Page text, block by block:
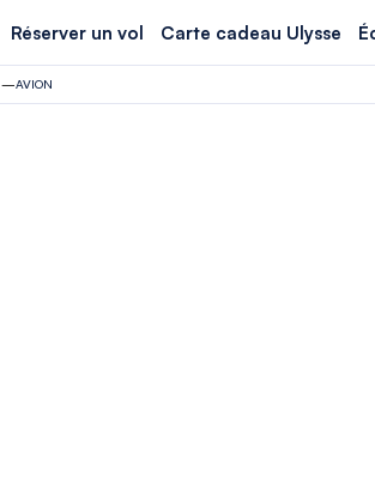
Réserver un vol Carte cadeau Ulysse
—AVION